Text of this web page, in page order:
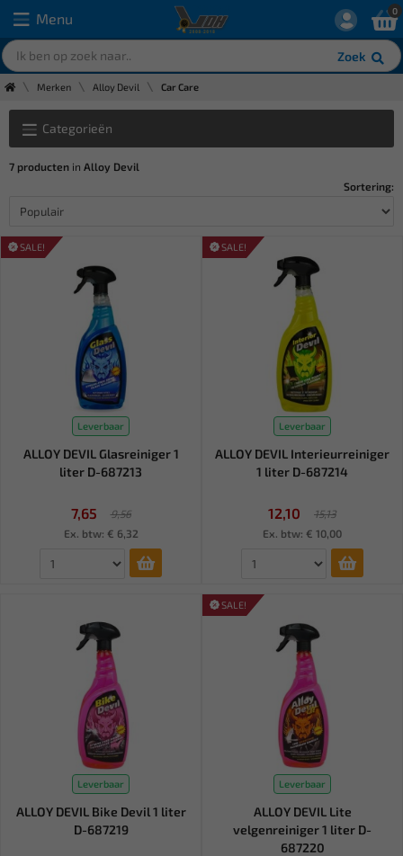
Menu
Zoek
0
Merken Alloy Devil Car Care
Categorieën
7 producten in Alloy Devil
Sortering:
SALE!
Leverbaar
ALLOY DEVIL Glasreiniger 1
liter D-687213
7,65
9,56
Ex. btw: € 6,32
SALE!
Leverbaar
ALLOY DEVIL Interieurreiniger
1 liter D-687214
12,10
15,13
Ex. btw: € 10,00
Leverbaar
ALLOY DEVIL Bike Devil 1 liter
D-687219
SALE!
Leverbaar
ALLOY DEVIL Lite
velgenreiniger 1 liter D-
687220